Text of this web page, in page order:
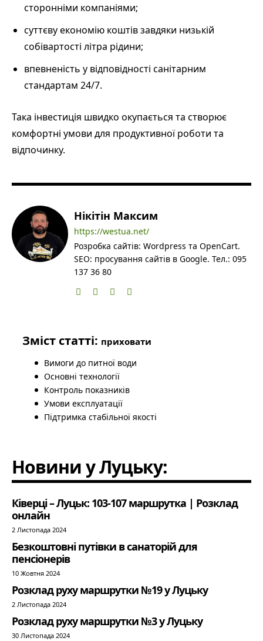
сторонніми компаніями;
суттєву економію коштів завдяки низькій
собівартості літра рідини;
впевненість у відповідності санітарним
стандартам 24/7.
Така інвестиція швидко окупається та створює
комфортні умови для продуктивної роботи та
відпочинку.
Нікітін Максим
https://westua.net/
Розробка сайтів: Wordpress та OpenCart.
SEO: просування сайтів в Google. Тел.: 095
137 36 80
Зміст статті: приховати
Вимоги до питної води
Основні технології
Контроль показників
Умови експлуатації
Підтримка стабільної якості
Новини у Луцьку:
Ківерці – Луцьк: 103-107 маршрутка | Розклад
онлайн
2 Листопада 2024
Безкоштовні путівки в санаторій для
пенсіонерів
10 Жовтня 2024
Розклад руху маршрутки №19 у Луцьку
2 Листопада 2024
Розклад руху маршрутки №3 у Луцьку
30 Листопада 2024